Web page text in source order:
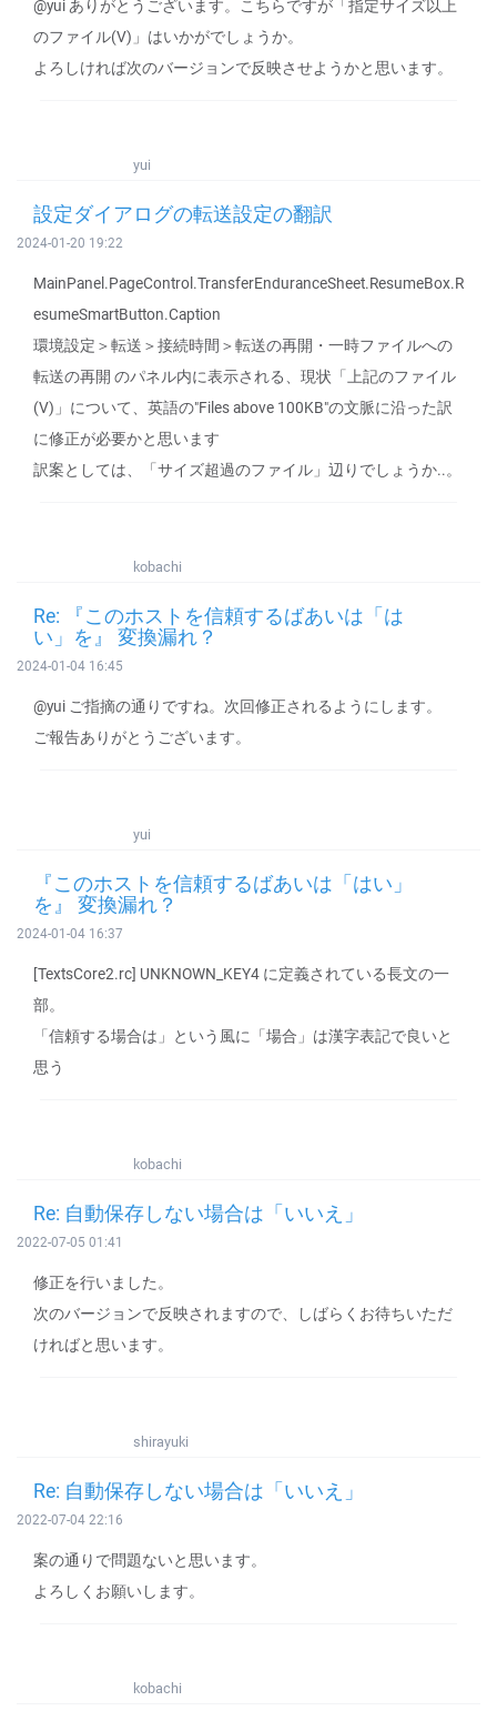
@yui ありがとうございます。こちらですが「指定サイズ以上
のファイル(V)」はいかがでしょうか。
よろしければ次のバージョンで反映させようかと思います。
yui
設定ダイアログの転送設定の翻訳
2024-01-20 19:22
MainPanel.PageControl.TransferEnduranceSheet.ResumeBox.R
esumeSmartButton.Caption
環境設定＞転送＞接続時間＞転送の再開・一時ファイルへの
転送の再開 のパネル内に表示される、現状「上記のファイル
(V)」について、英語の"Files above 100KB"の文脈に沿った訳
に修正が必要かと思います
訳案としては、「サイズ超過のファイル」辺りでしょうか..。
kobachi
Re: 『このホストを信頼するばあいは「は
い」を』 変換漏れ？
2024-01-04 16:45
@yui ご指摘の通りですね。次回修正されるようにします。
ご報告ありがとうございます。
yui
『このホストを信頼するばあいは「はい」
を』 変換漏れ？
2024-01-04 16:37
[TextsCore2.rc] UNKNOWN_KEY4 に定義されている長文の一
部。
「信頼する場合は」という風に「場合」は漢字表記で良いと
思う
kobachi
Re: 自動保存しない場合は「いいえ」
2022-07-05 01:41
修正を行いました。
次のバージョンで反映されますので、しばらくお待ちいただ
ければと思います。
shirayuki
Re: 自動保存しない場合は「いいえ」
2022-07-04 22:16
案の通りで問題ないと思います。
よろしくお願いします。
kobachi